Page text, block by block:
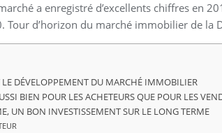
a enregistré d’excellents chiffres en
Tour d’horizon du marché immobilier de la
LE DÉVELOPPEMENT DU MARCHÉ IMMOBILIER
BIEN POUR LES ACHETEURS QUE POUR LES
UN BON INVESTISSEMENT SUR LE LONG TERME